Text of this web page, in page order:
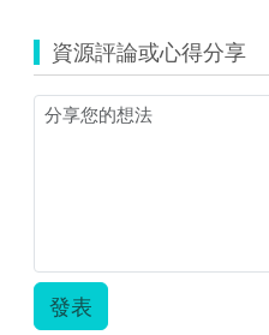
君-
教
學
簡
資源評論或心得分享
發表